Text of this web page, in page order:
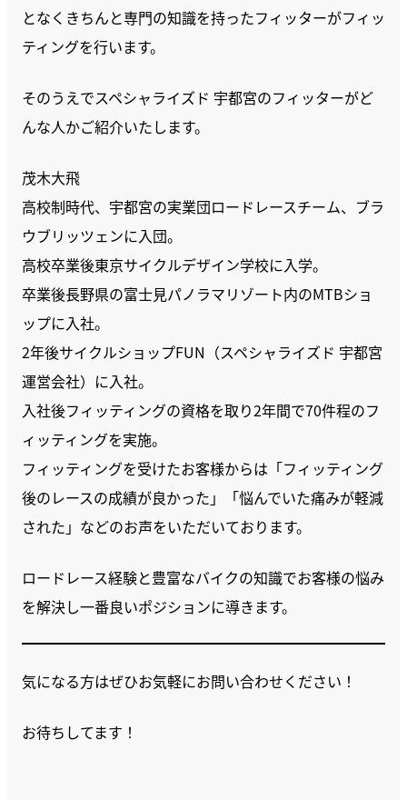
となくきちんと専門の知識を持ったフィッターがフィッ
ティングを行います。
そのうえでスペシャライズド 宇都宮のフィッターがど
んな人かご紹介いたします。
茂木大飛
高校制時代、宇都宮の実業団ロードレースチーム、ブラ
ウブリッツェンに入団。
高校卒業後東京サイクルデザイン学校に入学。
卒業後長野県の富士見パノラマリゾート内のMTBショ
ップに入社。
2年後サイクルショップFUN（スペシャライズド 宇都宮
運営会社）に入社。
入社後フィッティングの資格を取り2年間で70件程のフ
ィッティングを実施。
フィッティングを受けたお客様からは「フィッティング
後のレースの成績が良かった」「悩んでいた痛みが軽減
された」などのお声をいただいております。
ロードレース経験と豊富なバイクの知識でお客様の悩み
を解決し一番良いポジションに導きます。
気になる方はぜひお気軽にお問い合わせください！
お待ちしてます！